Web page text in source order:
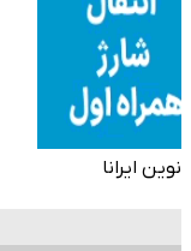
نوین ایرانا